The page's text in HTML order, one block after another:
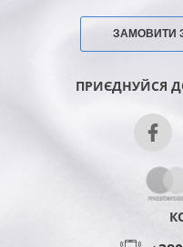
ЗАМОВИТИ
ПРИЄДНУЙСЯ